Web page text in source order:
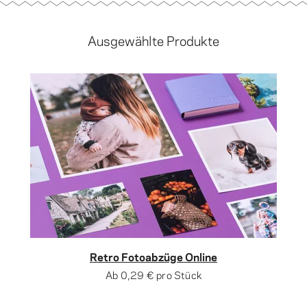
Ausgewählte Produkte
Retro Fotoabzüge Online
Ab 0,29 € pro Stück